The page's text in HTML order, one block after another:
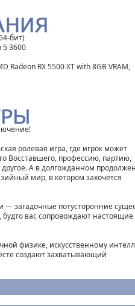
бит)
5 3600
Radeon RX 5500 XT with 8GB VRAM,
ролевая игра, где игрок может
Восставшего, профессию, партию,
А в долгожданном
мир, в котором захочется
загадочные потусторонние
будто вас сопровождают настоящие
физике, искусственному
создают захватывающий